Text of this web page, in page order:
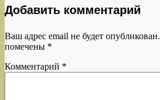
Добавить комментарий
Ваш адрес email не будет опубликован.
помечены *
Комментарий *